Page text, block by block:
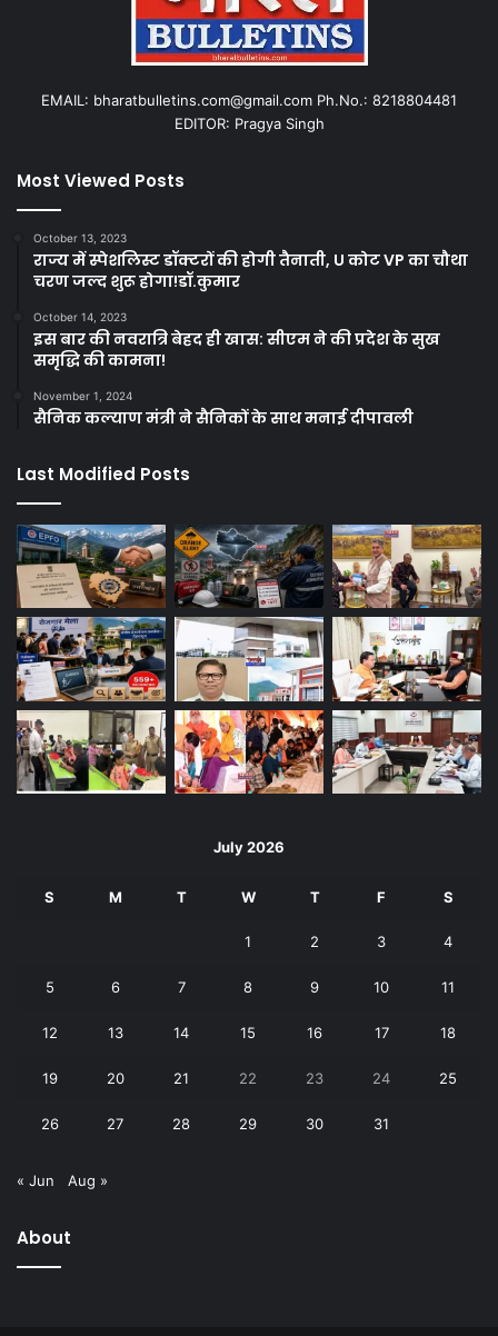
EMAIL: bharatbulletins.com@gmail.com Ph.No.: 8218804481
EDITOR: Pragya Singh
Most Viewed Posts
October 13, 2023
राज्य में स्पेशलिस्ट डॉक्टरों की होगी तैनाती, U कोट VP का चौथा
चरण जल्द शुरू होगा!डॉ.कुमार
October 14, 2023
इस बार की नवरात्रि बेहद ही खास: सीएम ने की प्रदेश के सुख
समृद्धि की कामना!
November 1, 2024
सैनिक कल्याण मंत्री ने सैनिकों के साथ मनाई दीपावली
Last Modified Posts
July 2026
S M T W T F S
1 2 3 4
5 6 7 8 9 10 11
12 13 14 15 16 17 18
19 20 21 22 23 24 25
26 27 28 29 30 31
« Jun Aug »
About